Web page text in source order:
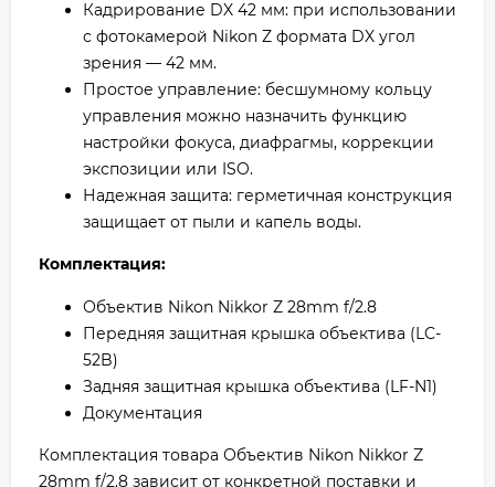
Кадрирование DX 42 мм: при использовании
с фотокамерой Nikon Z формата DX угол
зрения — 42 мм.
Простое управление: бесшумному кольцу
управления можно назначить функцию
настройки фокуса, диафрагмы, коррекции
экспозиции или ISO.
Надежная защита: герметичная конструкция
защищает от пыли и капель воды.
Комплектация:
Объектив Nikon Nikkor Z 28mm f/2.8
Передняя защитная крышка объектива (LC-
52B)
Задняя защитная крышка объектива (LF-N1)
Документация
Комплектация товара Объектив Nikon Nikkor Z
28mm f/2.8 зависит от конкретной поставки и